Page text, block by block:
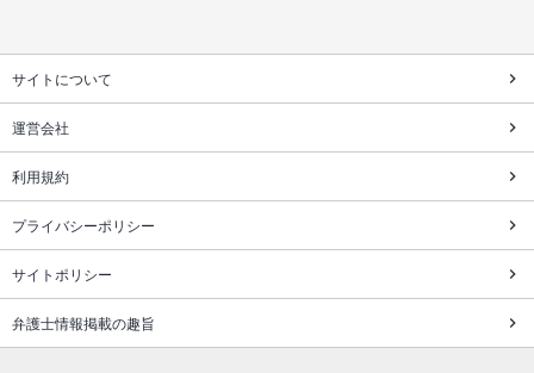
サイトについて
運営会社
利用規約
プライバシーポリシー
サイトポリシー
弁護士情報掲載の趣旨